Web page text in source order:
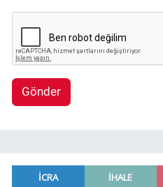
Gönder